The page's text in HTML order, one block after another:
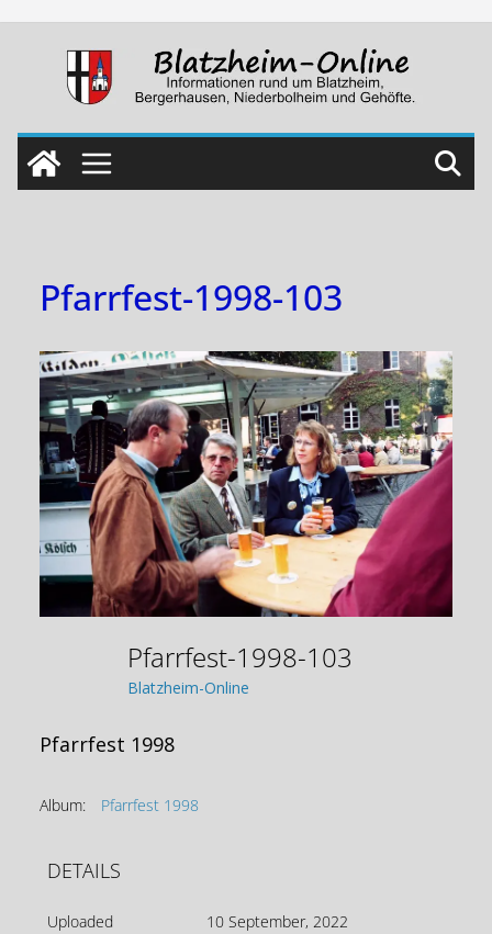
Skip
content
Pfarrfest-1998-103
Pfarrfest-1998-103
Blatzheim-Online
Pfarrfest 1998
Album: Pfarrfest 1998
DETAILS
Uploaded 10 September, 2022